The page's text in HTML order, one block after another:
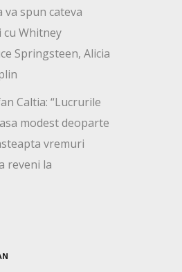
va spun cateva
cu Whitney
Springsteen, Alicia
Caltia: “Lucrurile
modest deoparte
vremuri
reveni la